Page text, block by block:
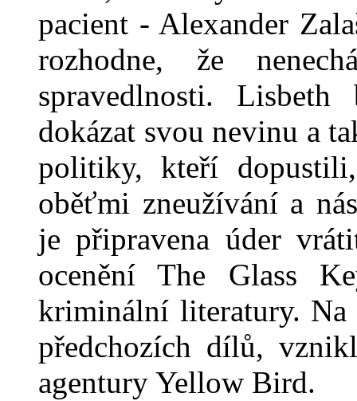
pacient - Alexander
rozhodne, že
spravedlnosti.
dokázat svou nevinu a
politiky, kteří
oběťmi zneužívání a
je připravena úder
ocenění The Glass
kriminální literatury.
předchozích dílů,
agentury Yellow Bird.